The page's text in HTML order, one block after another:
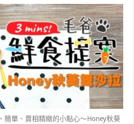
簡單、賣相精緻的小點心～Honey秋葵